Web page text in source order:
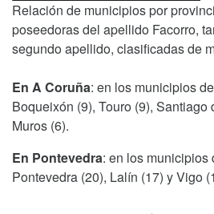
Relación de municipios por
poseedoras del apellido Facorro,
segundo apellido, clasificadas de
En A Coruña: en los municipios
Boqueixón (9), Touro (9), Santiago
Muros (6).
En Pontevedra: en los municipios
Pontevedra (20), Lalín (17) y Vigo